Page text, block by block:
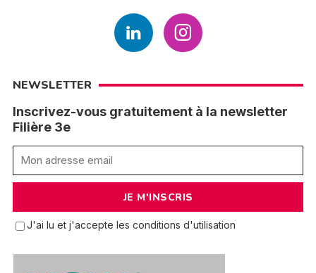
NEWSLETTER
Inscrivez-vous gratuitement à la newsletter
Filière 3e
J'ai lu et j'accepte les conditions d'utilisation